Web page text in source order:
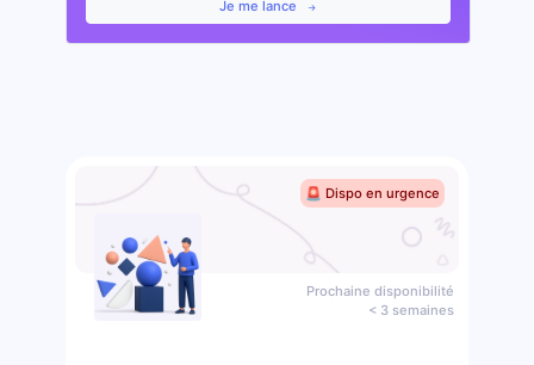
Je me lance
🚨 Dispo en urgence
Prochaine disponibilité
< 3 semaines